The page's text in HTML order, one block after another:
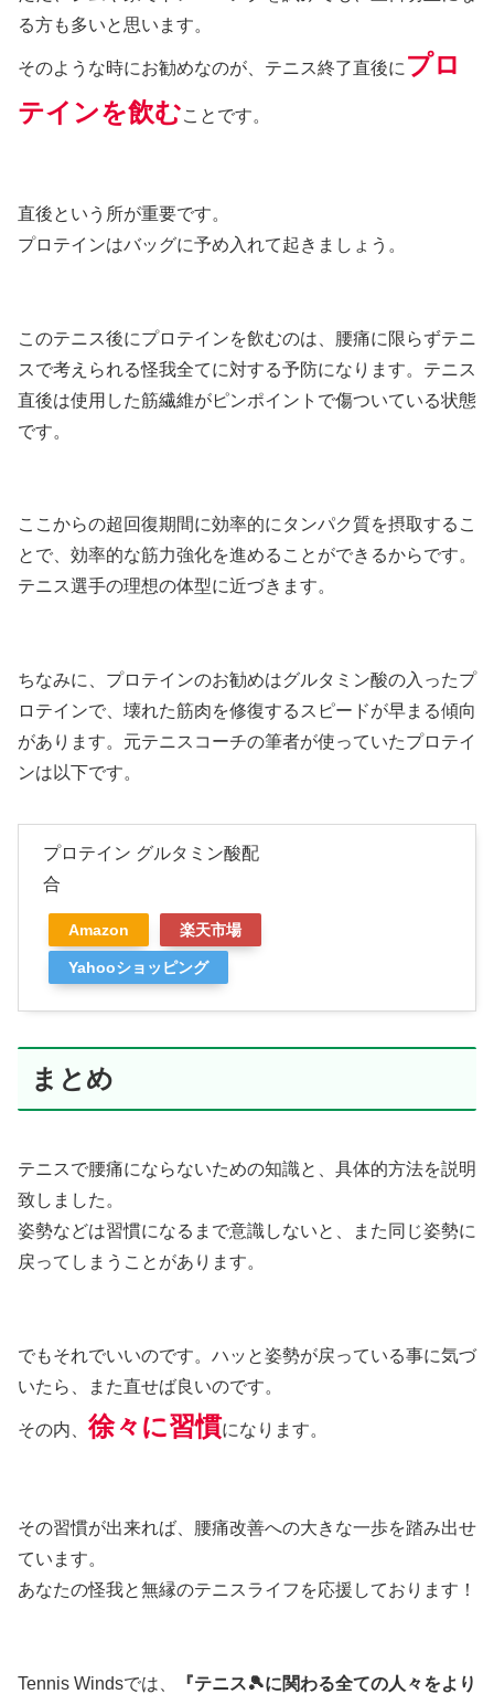
る方も多いと思います。
そのような時にお勧めなのが、テニス終了直後に プロ
テインを飲むことです。
直後という所が重要です。
プロテインはバッグに予め入れて起きましょう。
このテニス後にプロテインを飲むのは、腰痛に限らずテニ
スで考えられる怪我全てに対する予防になります。テニス
直後は使用した筋繊維がピンポイントで傷ついている状態
です。
ここからの超回復期間に効率的にタンパク質を摂取するこ
とで、効率的な筋力強化を進めることができるからです。
テニス選手の理想の体型に近づきます。
ちなみに、プロテインのお勧めはグルタミン酸の入ったプ
ロテインで、壊れた筋肉を修復するスピードが早まる傾向
があります。元テニスコーチの筆者が使っていたプロテイ
ンは以下です。
プロテイン グルタミン酸配
合
Amazon 楽天市場
Yahooショッピング
まとめ
テニスで腰痛にならないための知識と、具体的方法を説明
致しました。
姿勢などは習慣になるまで意識しないと、また同じ姿勢に
戻ってしまうことがあります。
でもそれでいいのです。ハッと姿勢が戻っている事に気づ
いたら、また直せば良いのです。
その内、 徐々に習慣になります。
その習慣が出来れば、腰痛改善への大きな一歩を踏み出せ
ています。
あなたの怪我と無縁のテニスライフを応援しております！
Tennis Windsでは、
『テニス🎾に関わる全ての人々をより